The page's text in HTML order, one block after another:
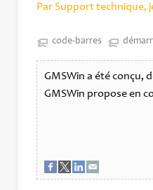
Par Support technique,
code-barres
GMSWin a été conçu,
GMSWin propose en